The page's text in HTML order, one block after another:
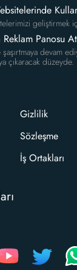
geliştirmek
Panosu
devam
çıkaracak düzeyde.
Gizlilik
Sözleşme
İş Ortakları